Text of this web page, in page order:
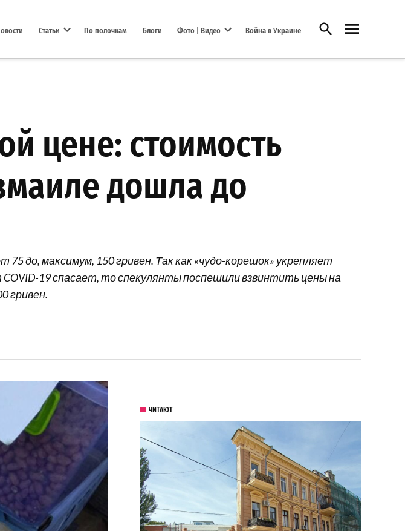
Статьи По полочкам Блоги Фото | Видео Война в Украине Открыть поиск
цене: стоимость
дошла до
до, максимум, 150 гривен. Так как «чудо-корешок» укрепляет
19 спасает, то спекулянты поспешили взвинтить цены на
гривен.
ЧИТАЮТ